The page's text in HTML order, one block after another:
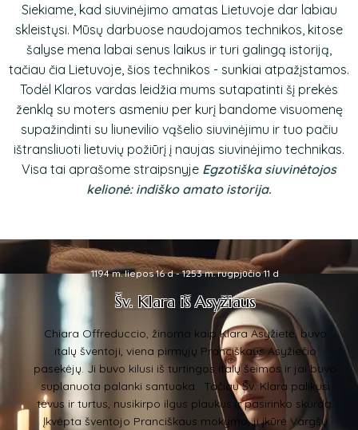
Siekiame, kad siuvinėjimo amatas Lietuvoje dar labiau
skleistųsi. Mūsų darbuose naudojamos technikos, kitose
šalyse mena labai senus laikus ir turi galingą istoriją,
tačiau čia Lietuvoje, šios technikos - sunkiai atpažįstamos.
Todėl Klaros vardas leidžia mums sutapatinti šį prekės
ženklą su moters asmeniu per kurį bandome visuomenę
supažindinti su liunevilio vąšelio siuvinėjimu ir tuo pačiu
ištransliuoti lietuvių požiūrį į naujas siuvinėjimo technikas.
Visa tai aprašome straipsnyje Egzotiška siuvinėtojos
kelionė: indiško amato istorija.
1194 m. liepos 16 d - 1253 m. rugpjūčio 11 d
Šv. Klara iš Asyžiaus
Chiara Offreduccio, žinoma kaip Klara Asyžietė, buvo
italų šventoji, viena pirmųjų Pranciškaus Asyžiečio
pasekėjų. Ji buvo kilusi iš turtingos italų šeimos ir jai buvo
suplanuota palanki santuoka. Tačiau Šv. Klara palikusi
tėvus ir turtus, nusikirpo ilgus plaukus ir pasirinko skurdą.
Įkvėpta šventojo Pranciškaus mokymo, ji įkūrė Vargšų